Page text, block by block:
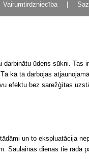
Vairumtirdzniecība
ūdens sūkni.
kā tā darbojas
efektu bez sarežģītas
un to ekspluatācija
Saulainās dienās tie